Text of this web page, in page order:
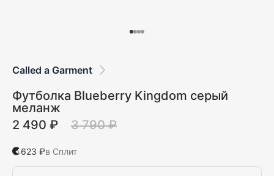
Called a Garment
Футболка Blueberry Kingdom серый
меланж
2 490 ₽
3 790 ₽
623 ₽в Сплит